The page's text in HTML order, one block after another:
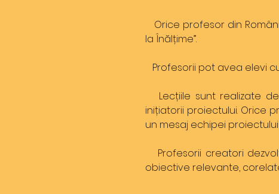
Orice profesor din
la Înălțime”.
Profesorii pot avea elevi
Lecțiile sunt realizate
inițiatorii proiectului. Orice
un mesaj echipei
Profesorii creatori
obiective relevante,